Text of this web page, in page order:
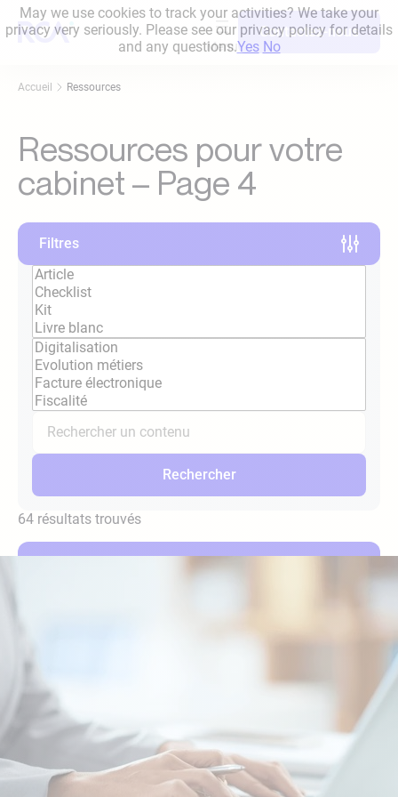
Aller
au
contenu
Contactez-nous
Accueil Ressources
Ressources pour votre
cabinet – Page 4
Filtres
Catégorie
Thématique
contenu
Rechercher
64 résultats trouvés
May we use cookies to track your activities? We take your
privacy very seriously. Please see our privacy policy for details
and any questions.Yes No